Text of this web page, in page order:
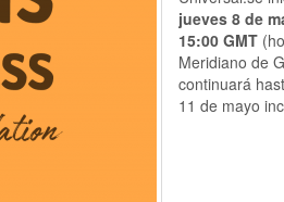
jueves 8 de
15:00 GMT
Meridiano de
continuará
11 de mayo